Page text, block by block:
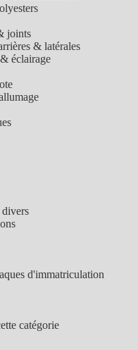
joints
& latérales
éclairage
d'immatriculation
catégorie